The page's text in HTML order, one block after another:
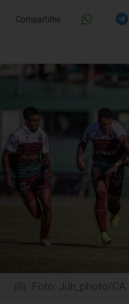
Compartilhe:
Foto: Juh_photo/